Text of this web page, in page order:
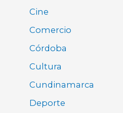
Cine
Comercio
Córdoba
Cultura
Cundinamarca
Deporte